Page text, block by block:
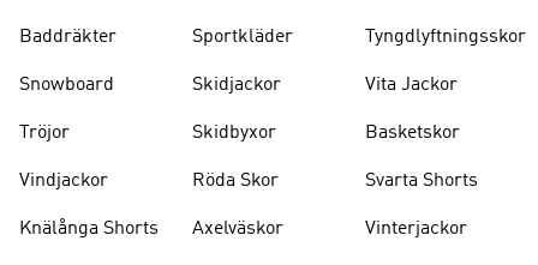
Baddräkter
Snowboard
Tröjor
Vindjackor
Knälånga Shorts
Sportkläder
Skidjackor
Skidbyxor
Röda Skor
Axelväskor
Tyngdlyftningsskor
Vita Jackor
Basketskor
Svarta Shorts
Vinterjackor